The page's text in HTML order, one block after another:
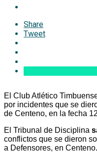
Share
Tweet
El Club Atlético
por incidentes que se
de Centeno, en la fecha
El Tribunal de Disciplina
conflictos que se dieron
a Defensores, en Centeno.